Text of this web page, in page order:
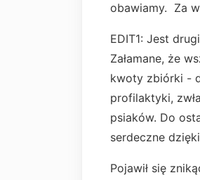
obawiamy. Za
EDIT1: Jest
Załamane, że
kwoty zbiórki -
profilaktyki,
psiaków. Do
serdeczne
Pojawił się